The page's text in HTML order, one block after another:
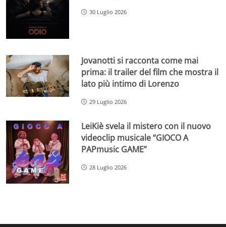
30 Luglio 2026
Jovanotti si racconta come mai
prima: il trailer del film che mostra il
lato più intimo di Lorenzo
29 Luglio 2026
LeiKiè svela il mistero con il nuovo
videoclip musicale “GIOCO A
PAPmusic GAME”
28 Luglio 2026